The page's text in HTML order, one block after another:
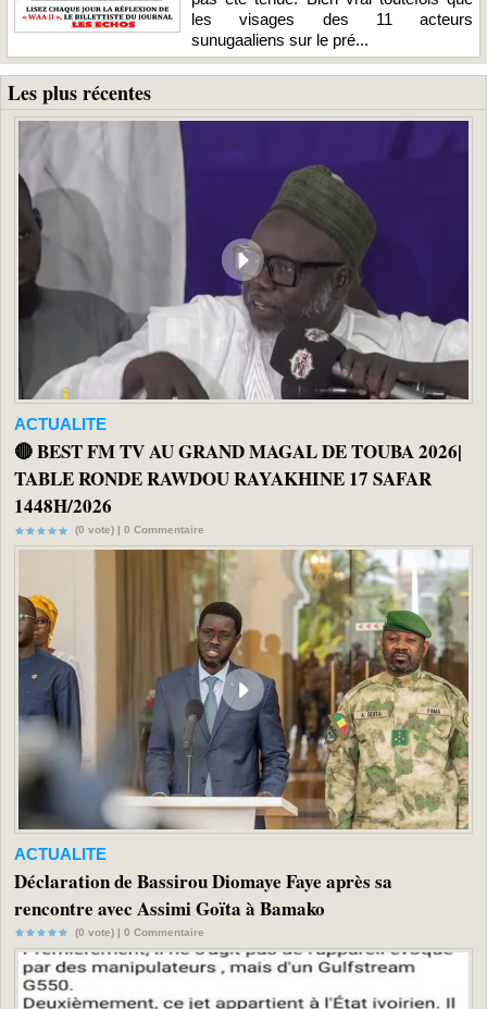
les visages des 11 acteurs
sunugaaliens sur le pré...
Les plus récentes
ACTUALITE
🔴 BEST FM TV AU GRAND MAGAL DE TOUBA 2026|
TABLE RONDE RAWDOU RAYAKHINE 17 SAFAR
1448H/2026
(0 vote) | 0 Commentaire
ACTUALITE
Déclaration de Bassirou Diomaye Faye après sa
rencontre avec Assimi Goïta à Bamako
(0 vote) | 0 Commentaire